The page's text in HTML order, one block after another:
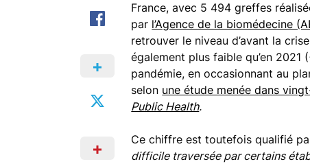
France, avec 5 494 greffes
par l’Agence de la biomédecine
retrouver le niveau d’avant la
également plus faible qu’en
pandémie, en occasionnant au
selon une étude menée dans
Public Health.
Ce chiffre est toutefois qualifié par
difficile traversée par certains